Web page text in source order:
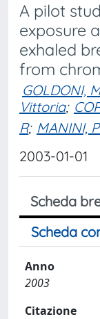
A pilot
exposure
exhaled
from
GOLDONI,
Vittoria;
R; MANINI,
2003-01-01
Scheda
Scheda
Anno
2003
Citazione